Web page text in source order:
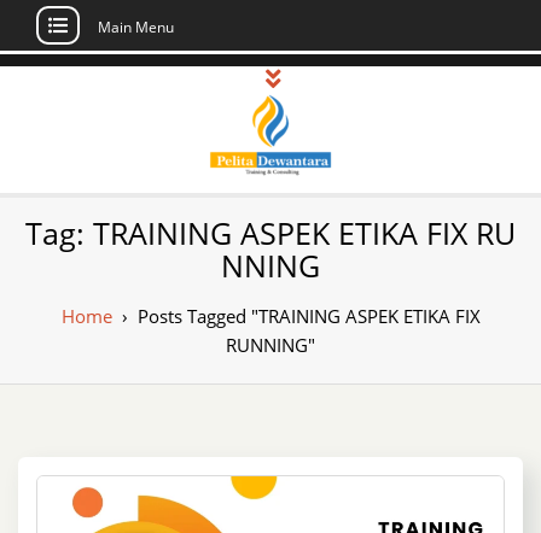
Skip
Main Menu
Pusat Pelatihan
dan Sertifikasi –
Daftar Training
Indonesia
Sertifikasi di Indonesia
Tag: TRAINING ASPEK ETIKA FIX RU
NNING
Home› Posts Tagged "TRAINING ASPEK ETIKA FIX
RUNNING"